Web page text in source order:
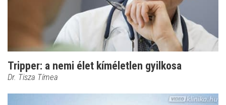
Tripper: a nemi élet kíméletlen gyilkosa
Dr. Tisza Tímea